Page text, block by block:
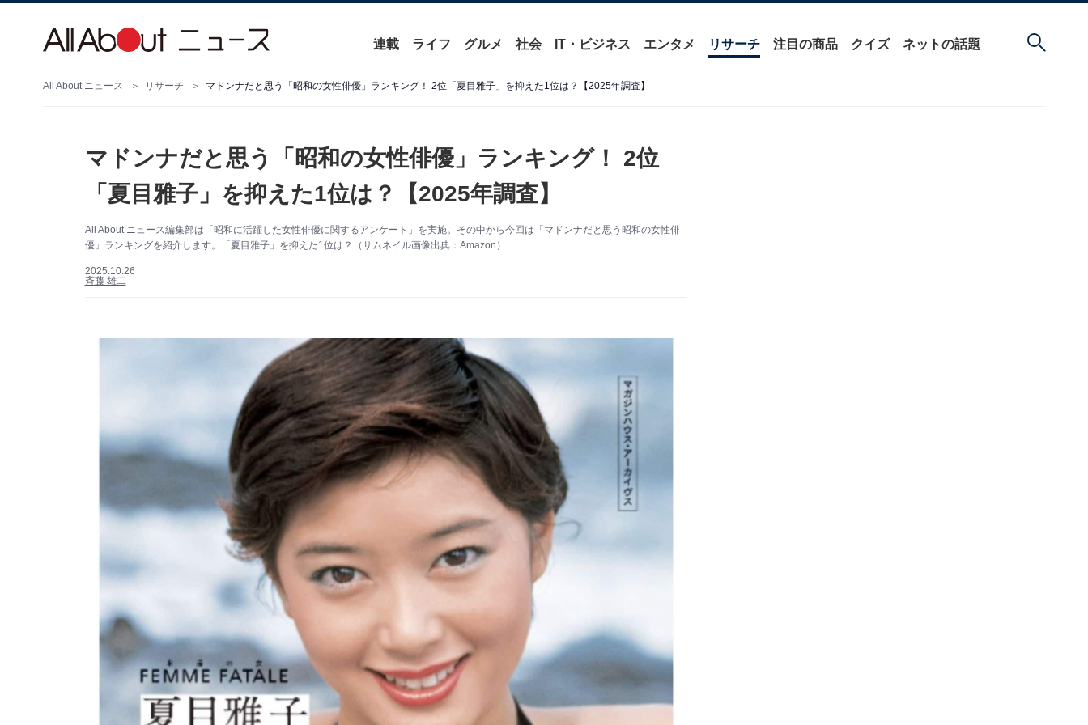
連載 ライフ グルメ 社会 IT・ビジネス エンタメ リサーチ 注目の商品 クイズ ネットの話題
All About ニュース リサーチ マドンナだと思う「昭和の女性俳優」ランキング！ 2位「夏目雅子」を抑えた1位は？【2025年調査】
マドンナだと思う「昭和の女性俳優」ランキング！ 2位
「夏目雅子」を抑えた1位は？【2025年調査】
All About ニュース編集部は「昭和に活躍した女性俳優に関するアンケート」を実施。その中から今回は「マドンナだと思う昭和の女性俳
優」ランキングを紹介します。「夏目雅子」を抑えた1位は？（サムネイル画像出典：Amazon）
2025.10.26
斉藤 雄二